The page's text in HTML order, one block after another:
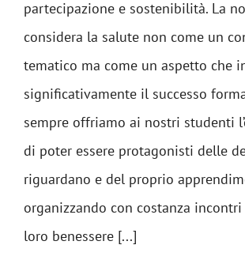
partecipazione e sostenibilità. La
considera la salute non come un
tematico ma come un aspetto che
significativamente il successo
sempre offriamo ai nostri studenti
di poter essere protagonisti delle
riguardano e del proprio
organizzando con costanza
loro benessere [...]